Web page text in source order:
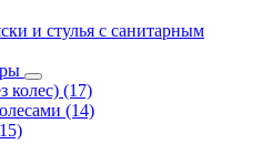
и стулья с санитарным
колес) (17)
(14)